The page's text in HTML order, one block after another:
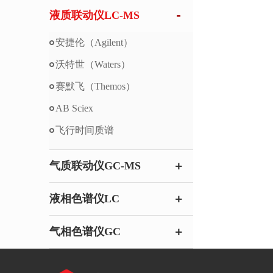
液质联动仪LC-MS
安捷伦（Agilent）
沃特世（Waters）
赛默飞（Themos）
AB Sciex
飞行时间质谱
气质联动仪GC-MS
液相色谱仪LC
气相色谱仪GC